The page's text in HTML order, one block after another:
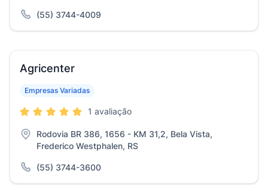
(55) 3744-4009
Agricenter
Empresas Variadas
1 avaliação
Rodovia BR 386, 1656 - KM 31,2, Bela Vista,
Frederico Westphalen, RS
(55) 3744-3600